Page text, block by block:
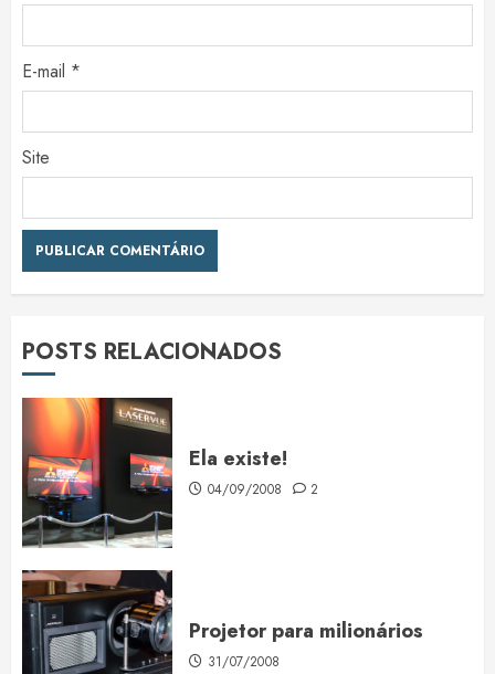
E-mail *
Site
POSTS RELACIONADOS
Ela existe!
04/09/2008 2
Projetor para milionários
31/07/2008